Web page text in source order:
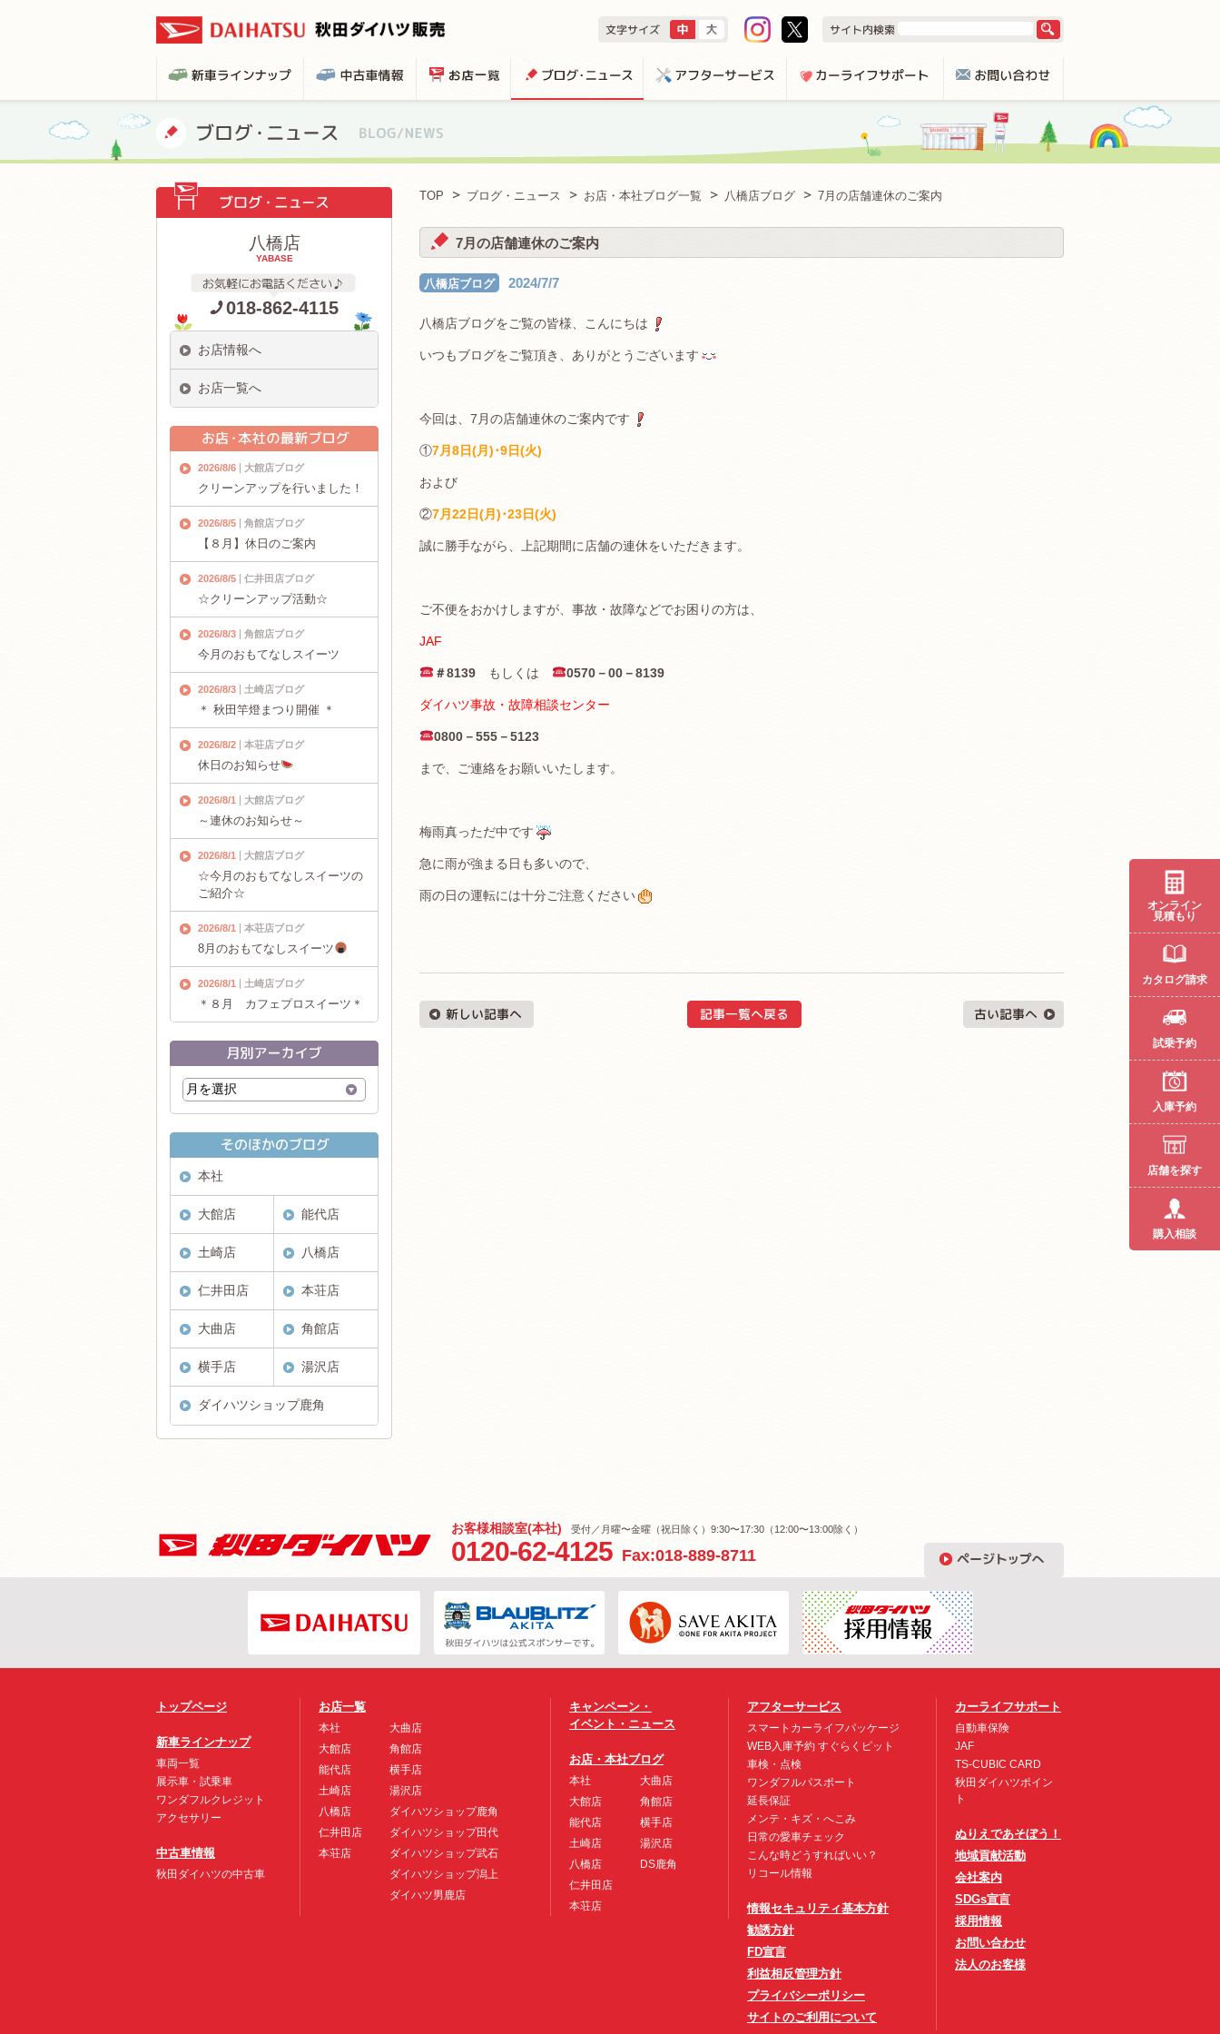
TOP ブログ・ニュース お店・本社ブログ一覧 八橋店ブログ 7月の店舗連休のご案内
7月の店舗連休のご案内
八橋店ブログ 2024/7/7
八橋店ブログをご覧の皆様、こんにちは
いつもブログをご覧頂き、ありがとうございます
今回は、7月の店舗連休のご案内です
①7月8日(月)･9日(火)
および
②7月22日(月)･23日(火)
誠に勝手ながら、上記期間に店舗の連休をいただきます。
ご不便をおかけしますが、事故・故障などでお困りの方は、
JAF
＃8139もしくは 0570－00－8139
ダイハツ事故・故障相談センター
0800－555－5123
まで、ご連絡をお願いいたします。
梅雨真っただ中です
急に雨が強まる日も多いので、
雨の日の運転には十分ご注意ください
八橋店
YABASE
018-862-4115
お店情報へ
お店一覧へ
2026/8/6 大館店ブログ
クリーンアップを行いました！
2026/8/5 角館店ブログ
【８月】休日のご案内
2026/8/5 仁井田店ブログ
☆クリーンアップ活動☆
2026/8/3 角館店ブログ
今月のおもてなしスイーツ
2026/8/3 土崎店ブログ
＊ 秋田竿燈まつり開催 ＊
2026/8/2 本荘店ブログ
休日のお知らせ
2026/8/1 大館店ブログ
～連休のお知らせ～
2026/8/1 大館店ブログ
☆今月のおもてなしスイーツの
ご紹介☆
2026/8/1 本荘店ブログ
8月のおもてなしスイーツ
2026/8/1 土崎店ブログ
＊８月 カフェプロスイーツ＊
本社
大館店 能代店
土崎店 八橋店
仁井田店 本荘店
大曲店 角館店
横手店 湯沢店
ダイハツショップ鹿角
お客様相談室(本社) 受付／月曜〜金曜（祝日除く）9:30〜17:30（12:00〜13:00除く）
0120-62-4125 Fax:018-889-8711
トップページ
新車ラインナップ
車両一覧
展示車・試乗車
ワンダフルクレジット
アクセサリー
中古車情報
秋田ダイハツの中古車
お店一覧
本社
大館店
能代店
土崎店
八橋店
仁井田店
本荘店
大曲店
角館店
横手店
湯沢店
ダイハツショップ鹿角
ダイハツショップ田代
ダイハツショップ武石
ダイハツショップ潟上
ダイハツ男鹿店
キャンペーン・
イベント・ニュース
お店・本社ブログ
本社
大館店
能代店
土崎店
八橋店
仁井田店
本荘店
大曲店
角館店
横手店
湯沢店
DS鹿角
アフターサービス
スマートカーライフパッケージ
WEB入庫予約 すぐらくピット
車検・点検
ワンダフルパスポート
延長保証
メンテ・キズ・へこみ
日常の愛車チェック
こんな時どうすればいい？
リコール情報
情報セキュリティ基本方針
勧誘方針
FD宣言
利益相反管理方針
プライバシーポリシー
サイトのご利用について
カーライフサポート
自動車保険
JAF
TS-CUBIC CARD
秋田ダイハツポイン
ト
ぬりえであそぼう！
地域貢献活動
会社案内
SDGs宣言
採用情報
お問い合わせ
法人のお客様
オンライン
見積もり
カタログ請求
試乗予約
入庫予約
店舗を探す
購入相談